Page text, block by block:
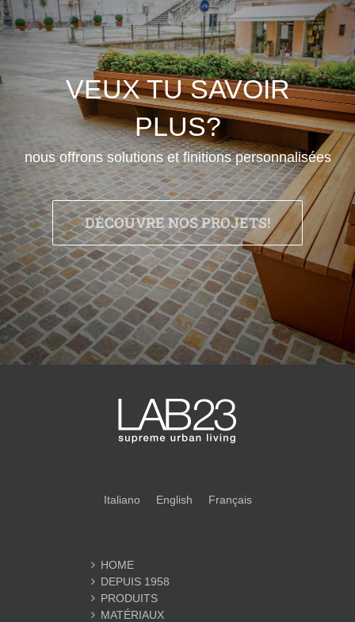
VEUX TU SAVOIR
PLUS?
nous offrons solutions et finitions personnalisées
DÉCOUVRE NOS PROJETS!
Italiano English Français
HOME
DEPUIS 1958
PRODUITS
MATÉRIAUX